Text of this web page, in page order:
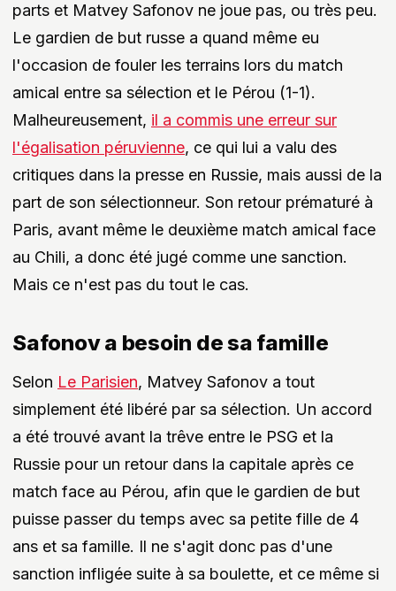
parts et Matvey Safonov ne joue pas, ou très peu.
Le gardien de but russe a quand même eu
l'occasion de fouler les terrains lors du match
amical entre sa sélection et le Pérou (1-1).
Malheureusement, il a commis une erreur sur
l'égalisation péruvienne, ce qui lui a valu des
critiques dans la presse en Russie, mais aussi de la
part de son sélectionneur. Son retour prématuré à
Paris, avant même le deuxième match amical face
au Chili, a donc été jugé comme une sanction.
Mais ce n'est pas du tout le cas.
Safonov a besoin de sa famille
Selon Le Parisien, Matvey Safonov a tout
simplement été libéré par sa sélection. Un accord
a été trouvé avant la trêve entre le PSG et la
Russie pour un retour dans la capitale après ce
match face au Pérou, afin que le gardien de but
puisse passer du temps avec sa petite fille de 4
ans et sa famille. Il ne s'agit donc pas d'une
sanction infligée suite à sa boulette, et ce même si